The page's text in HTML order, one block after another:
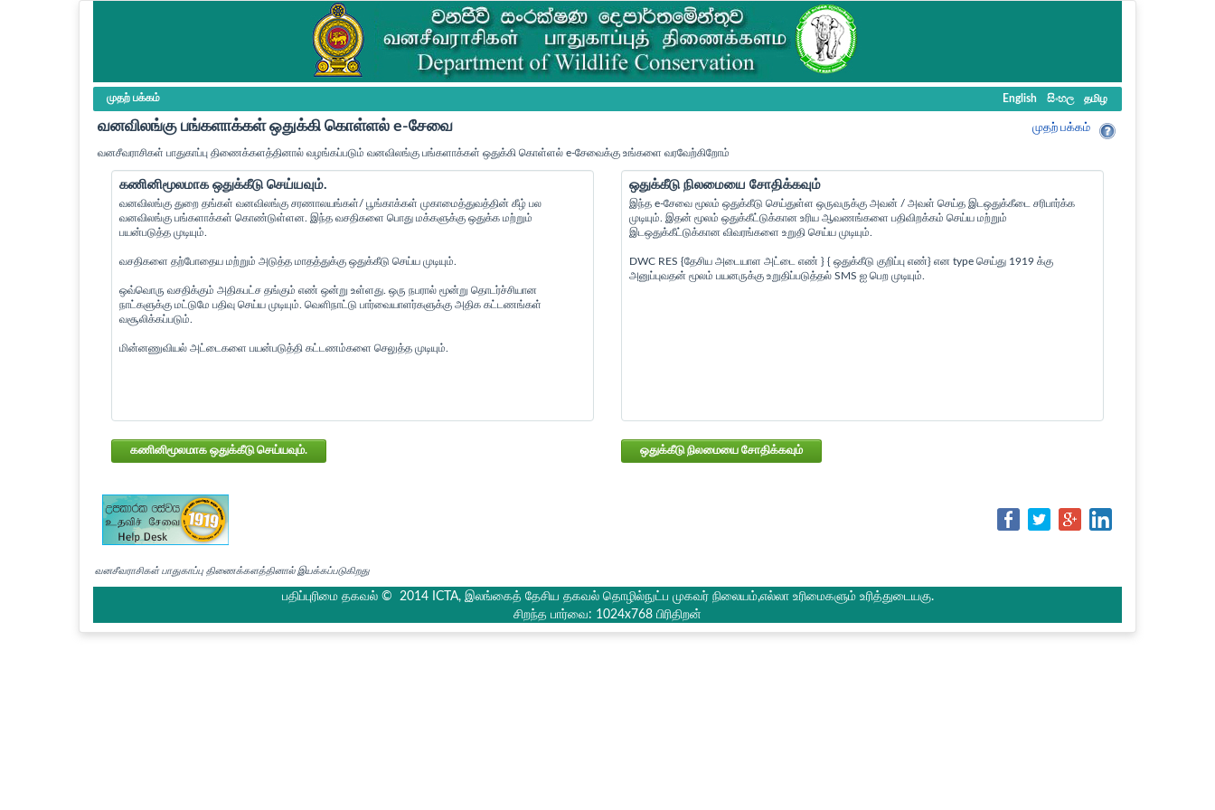
முதற் பக்கம் English සිංහල தமிழ
வனவிலங்கு பங்களாக்கள் ஒதுக்கி கொள்ளல் e-சேவை முதற் பக்கம்
வனசீவராசிகள் பாதுகாப்பு திணைக்களத்தினால் வழங்கப்படும் வனவிலங்கு பங்களாக்கள் ஒதுக்கி கொள்ளல் e-சேவைக்கு உங்களை வரவேற்கிறோம்
கணினிமூலமாக ஒதுக்கீடு செய்யவும்.
வனவிலங்கு துறை தங்கள் வனவிலங்கு சரணாலயங்கள்/ பூங்காக்கள் முகாமைத்துவத்தின் கீழ் பல
வனவிலங்கு பங்களாக்கள் கொண்டுள்ளன. இந்த வசதிகளை பொது மக்களுக்கு ஒதுக்க மற்றும்
பயன்படுத்த முடியும்.
வசதிகளை தற்போதைய மற்றும் அடுத்த மாதத்துக்கு ஒதுக்கீடு செய்ய முடியும்.
ஒவ்வொரு வசதிக்கும் அதிகபட்ச தங்கும் எண் ஒன்று உள்ளது. ஒரு நபரால் மூன்று தொடர்ச்சியான
நாட்களுக்கு மட்டுமே பதிவு செய்ய முடியும். வெளிநாட்டு பார்வையாளர்களுக்கு அதிக கட்டணங்கள்
வசூலிக்கப்படும்.
மின்னணுவியல் அட்டைகளை பயன்படுத்தி கட்டணம்களை செலுத்த முடியும்.
கணினிமூலமாக ஒதுக்கீடு செய்யவும்.
ஒதுக்கீடு நிலமையை சோதிக்கவும்
இந்த e-சேவை மூலம் ஒதுக்கீடு செய்துள்ள ஒருவருக்கு அவன் / அவள் செய்த இடஒதுக்கீடை சரிபார்க்க
முடியும். இதன் மூலம் ஒதுக்கீட்டுக்கான உரிய ஆவணங்களை பதிவிறக்கம் செய்ய மற்றும்
இடஒதுக்கீட்டுக்கான விவரங்களை உறுதி செய்ய முடியும்.
DWC RES {தேசிய அடையாள அட்டை எண் } { ஒதுக்கீடு குறிப்பு எண்} என type செய்து 1919 க்கு
அனுப்புவதன் மூலம் பயனருக்கு உறுதிப்படுத்தல் SMS ஐ பெற முடியும்.
ஒதுக்கீடு நிலமையை சோதிக்கவும்
வனசீவராசிகள் பாதுகாப்பு திணைக்களத்தினால் இயக்கப்படுகிறது
பதிப்புரிமை தகவல் © 2014 ICTA, இலங்கைத் தேசிய தகவல் தொழில்நுட்ப முகவர் நிலையம்,எல்லா உரிமைகளும் உரித்துடையகு.
சிறந்த பார்வை: 1024x768 பிரிதிறன்